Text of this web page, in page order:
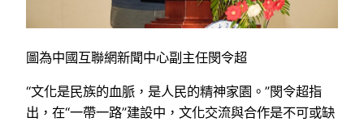
圖為中國互聯網新聞中心副主任閔令超
“文化是民族的血脈，是人民的精神家園。”閔令超指
出，在“一帶一路”建設中，文化交流與合作是不可或缺